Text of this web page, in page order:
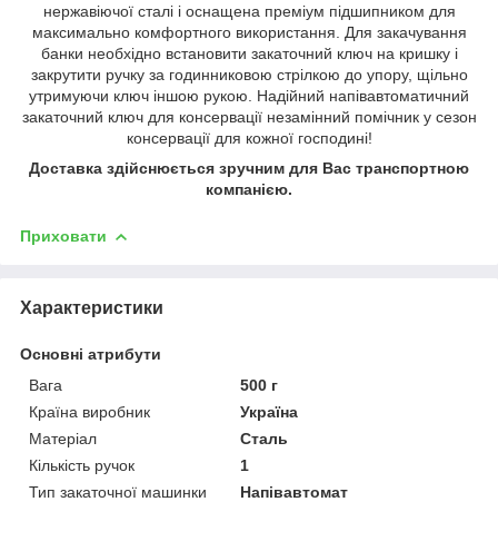
нержавіючої сталі і оснащена преміум підшипником для
максимально комфортного використання. Для закачування
банки необхідно встановити закаточний ключ на кришку і
закрутити ручку за годинниковою стрілкою до упору, щільно
утримуючи ключ іншою рукою. Надійний напівавтоматичний
закаточний ключ для консервації незамінний помічник у сезон
консервації для кожної господині!
Доставка здійснюється зручним для Вас транспортною
компанією.
Приховати
Характеристики
Основні атрибути
Вага
500 г
Країна виробник
Україна
Матеріал
Сталь
Кількість ручок
1
Тип закаточної машинки
Напівавтомат